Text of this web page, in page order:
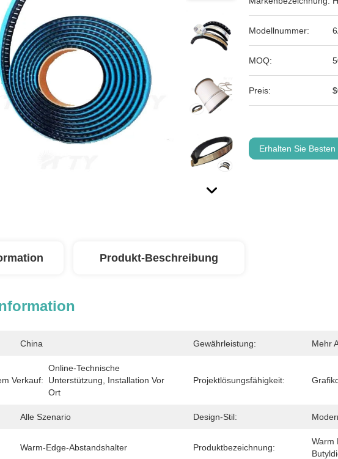
Modellnummer:
MOQ:
Preis:
Erhalten Sie Besten
Produkt-Beschreibung
China Gewährleistung: Mehr
Verkauf:
Online-Technische
Unterstützung, Installation Vor
Ort
Projektlösungsfähigkeit:
Alle Szenario Design-Stil:
Warm-Edge-Abstandshalter Produktbezeichnung:
Warm